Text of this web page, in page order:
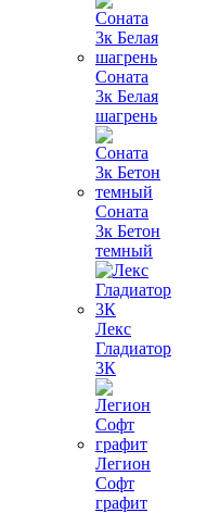
Соната
3к Белая
шагрень
Соната
3к Бетон
темный
Лекс
Гладиатор
3К
Легион
Софт
графит